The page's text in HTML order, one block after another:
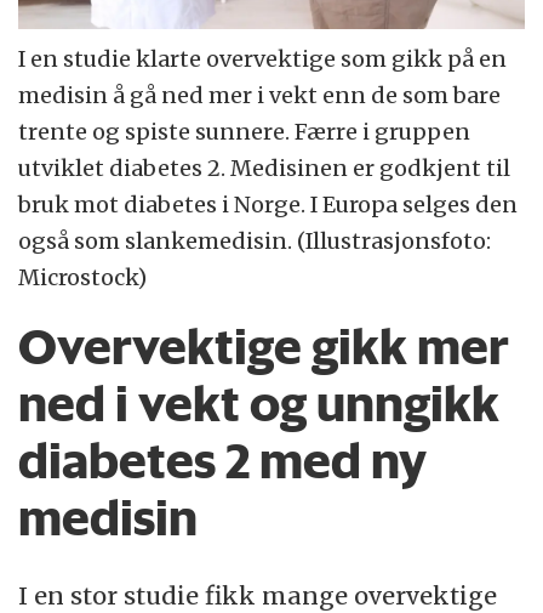
I en studie klarte overvektige som gikk på en
medisin å gå ned mer i vekt enn de som bare
trente og spiste sunnere. Færre i gruppen
utviklet diabetes 2. Medisinen er godkjent til
bruk mot diabetes i Norge. I Europa selges den
også som slankemedisin. (Illustrasjonsfoto:
Microstock)
Overvektige gikk mer
ned i vekt og unngikk
diabetes 2 med ny
medisin
I en stor studie fikk mange overvektige